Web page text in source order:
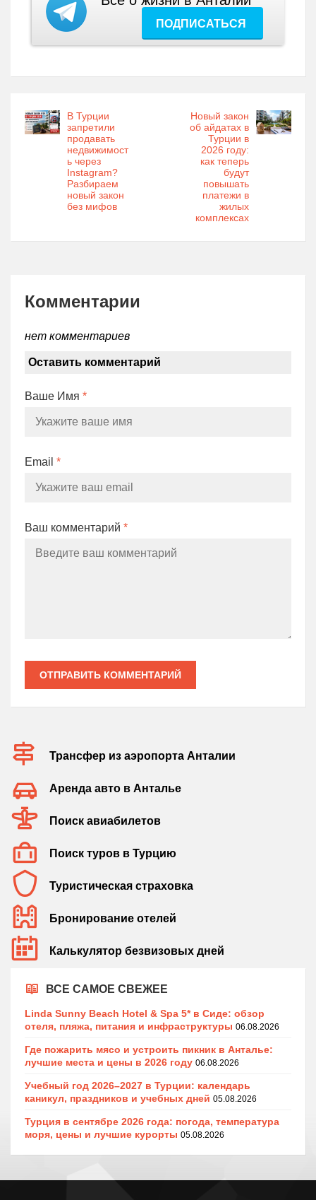
ПОДПИСАТЬСЯ
В Турции
запретили
продавать
недвижимост
ь через
Instagram?
Разбираем
новый закон
без мифов
Новый закон
об айдатах в
Турции в
2026 году:
как теперь
будут
повышать
платежи в
жилых
комплексах
Комментарии
нет комментариев
Оставить комментарий
Ваше Имя *
Email *
Ваш комментарий *
ОТПРАВИТЬ КОММЕНТАРИЙ
Трансфер из аэропорта Анталии
Аренда авто в Анталье
Поиск авиабилетов
Поиск туров в Турцию
Туристическая страховка
Бронирование отелей
Калькулятор безвизовых дней
ВСЕ САМОЕ СВЕЖЕЕ
Linda Sunny Beach Hotel & Spa 5* в Сиде: обзор
отеля, пляжа, питания и инфраструктуры 06.08.2026
Где пожарить мясо и устроить пикник в Анталье:
лучшие места и цены в 2026 году 06.08.2026
Учебный год 2026–2027 в Турции: календарь
каникул, праздников и учебных дней 05.08.2026
Турция в сентябре 2026 года: погода, температура
моря, цены и лучшие курорты 05.08.2026